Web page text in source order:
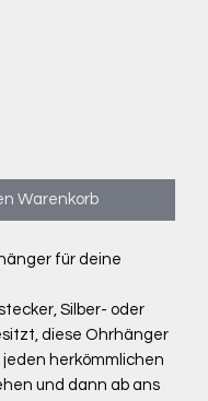
Warenkorb
für deine
Silber- oder
diese Ohrhänger
jeden herkömmlichen
und dann ab ans